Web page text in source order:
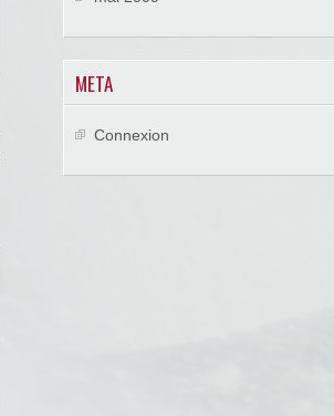
META
Connexion